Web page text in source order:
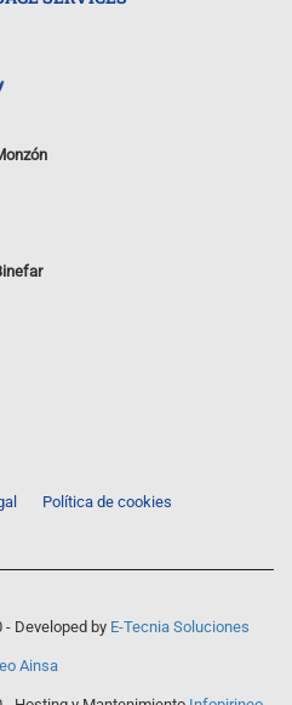
Política de cookies
Developed by E-Tecnia Soluciones
Ainsa